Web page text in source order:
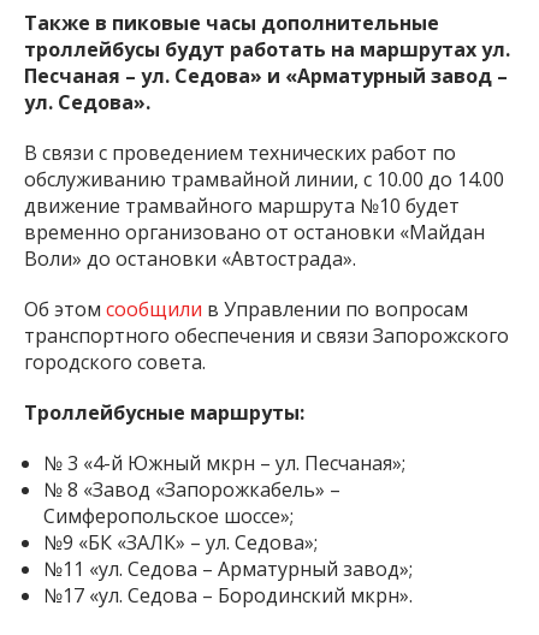
Также в пиковые часы дополнительные
троллейбусы будут работать на маршрутах ул.
Песчаная – ул. Седова» и «Арматурный завод –
ул. Седова».
В связи с проведением технических работ по
обслуживанию трамвайной линии, с 10.00 до 14.00
движение трамвайного маршрута №10 будет
временно организовано от остановки «Майдан
Воли» до остановки «Автострада».
Об этом сообщили в Управлении по вопросам
транспортного обеспечения и связи Запорожского
городского совета.
Троллейбусные маршруты:
№ 3 «4-й Южный мкрн – ул. Песчаная»;
№ 8 «Завод «Запорожкабель» –
Симферопольское шоссе»;
№9 «БК «ЗАЛК» – ул. Седова»;
№11 «ул. Седова – Арматурный завод»;
№17 «ул. Седова – Бородинский мкрн».